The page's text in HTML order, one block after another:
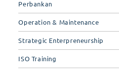
Perbankan
Operation & Maintenance
Strategic Enterpreneurship
ISO Training